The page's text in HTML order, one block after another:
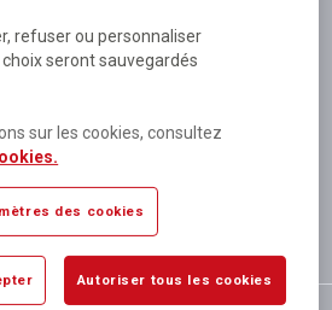
même
12h
refuser ou personnaliser
seront sauvegardés
sur les cookies, consultez
des cookies
Autoriser tous les cookies